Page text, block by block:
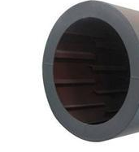
公司大事记
气流干燥系列
喷雾干燥机系列
带式干燥焙烧系列
真空干燥系列
食品行业
环保行业
化工行业
工程技术中心
质量监督技术中心
范群新闻
行业新闻
技术专栏
服务中心
常见问题
社会责任
全球契约组织成员
公共责任
绿色发展
绿色工厂